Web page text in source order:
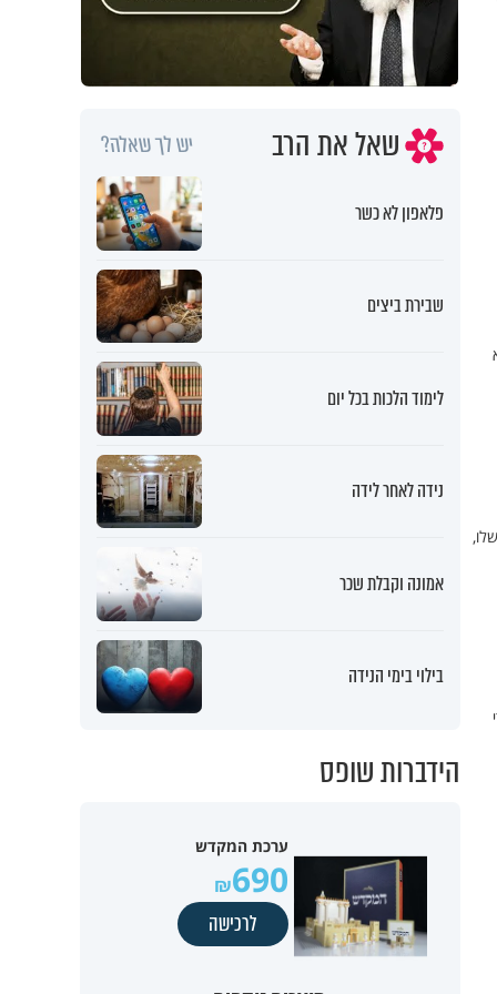
שאל את הרב יש לך שאלה?
פלאפון לא כשר
שבירת ביצים
לימוד הלכות בכל יום
נידה לאחר לידה
אמונה וקבלת שכר
בילוי בימי הנידה
הידברות שופס
ערכת המקדש
690
לרכישה